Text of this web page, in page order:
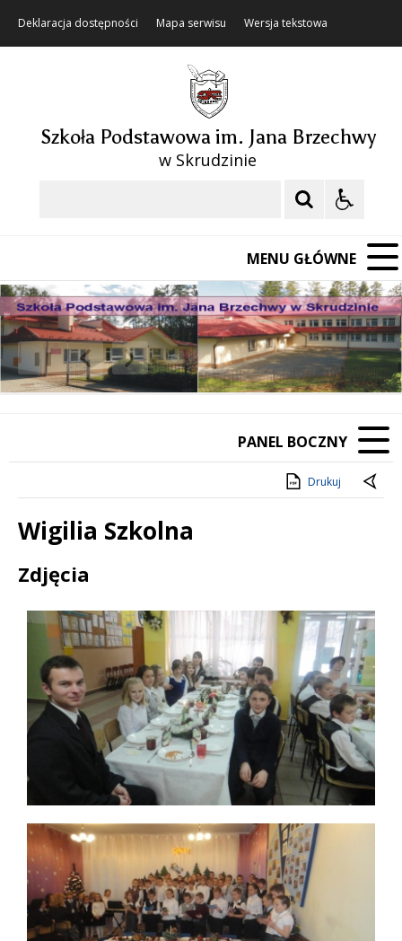
Deklaracja dostępności Mapa serwisu Wersja tekstowa
Szkoła Podstawowa im. Jana Brzechwy
w Skrudzinie
MENU GŁÓWNE
Poprzedni Element
Następny Element
❚❚
PANEL BOCZNY
Drukuj
Wigilia Szkolna
Treść
Zdjęcia